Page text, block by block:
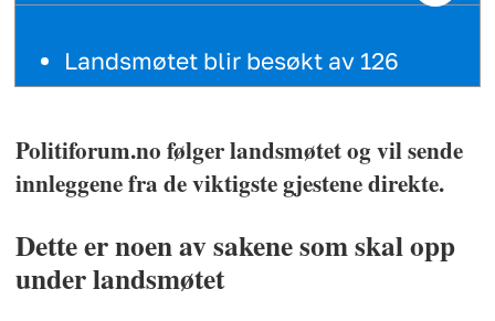
Landsmøtet blir besøkt av 126
delegater
Har 36 gjester
Har en budsjettramme på 2,6
At dette er det 107. landsmøte i PFs
Politiforum.no følger landsmøtet og vil sende
innleggene fra de viktigste gjestene direkte.
Dette er noen av sakene som skal opp
under landsmøtet